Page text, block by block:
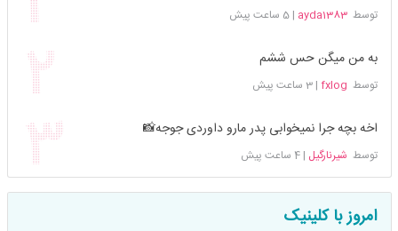
توسطayda1383
|5 ساعت پیش
به من میگن حس ششم
توسط fxlog
|3 ساعت پیش
اخه بچه جرا نمیخوابی پدر مارو داوردی جوجه📸
توسط شیرنارگیل |4 ساعت پیش
امروز با کلینیک